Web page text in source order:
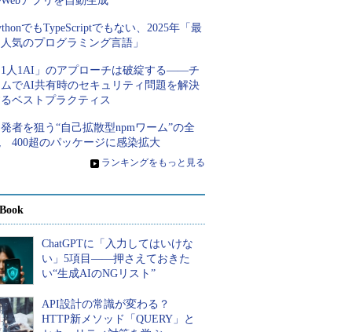
でもTypeScriptでもない、2025年「最
気のプログラミング言語」
人1AI」のアプローチは破綻する――チ
でAI共有時のセキュリティ問題を解決
ベストプラクティス
者を狙う“自己拡散型npmワーム”の全
400超のパッケージに感染拡大
» ランキングをもっと見る
ChatGPTに「入力してはいけな
い」5項目――押さえておきた
い“生成AIのNGリスト”
API設計の常識が変わる？
HTTP新メソッド「QUERY」と